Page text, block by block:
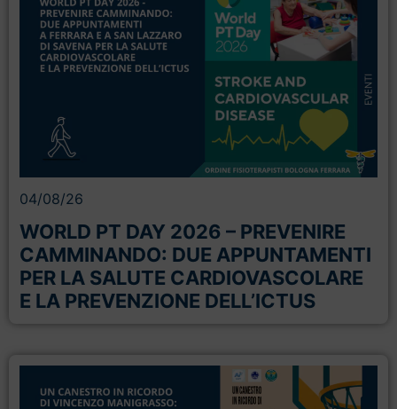
04/08/26
WORLD PT DAY 2026 – PREVENIRE
CAMMINANDO: DUE APPUNTAMENTI
PER LA SALUTE CARDIOVASCOLARE
E LA PREVENZIONE DELL’ICTUS